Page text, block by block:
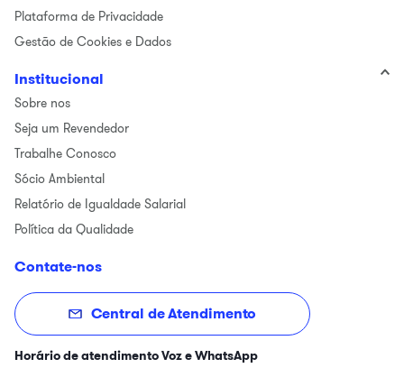
Plataforma de Privacidade
Gestão de Cookies e Dados
Institucional
Sobre nos
Seja um Revendedor
Trabalhe Conosco
Sócio Ambiental
Relatório de Igualdade Salarial
Política da Qualidade
Contate-nos
Central de Atendimento
Horário de atendimento Voz e WhatsApp